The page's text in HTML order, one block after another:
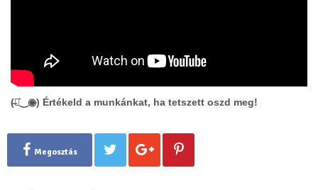
(̶◉͛‿◉̶) Értékeld a munkánkat, ha tetszett oszd meg!
Megosztás